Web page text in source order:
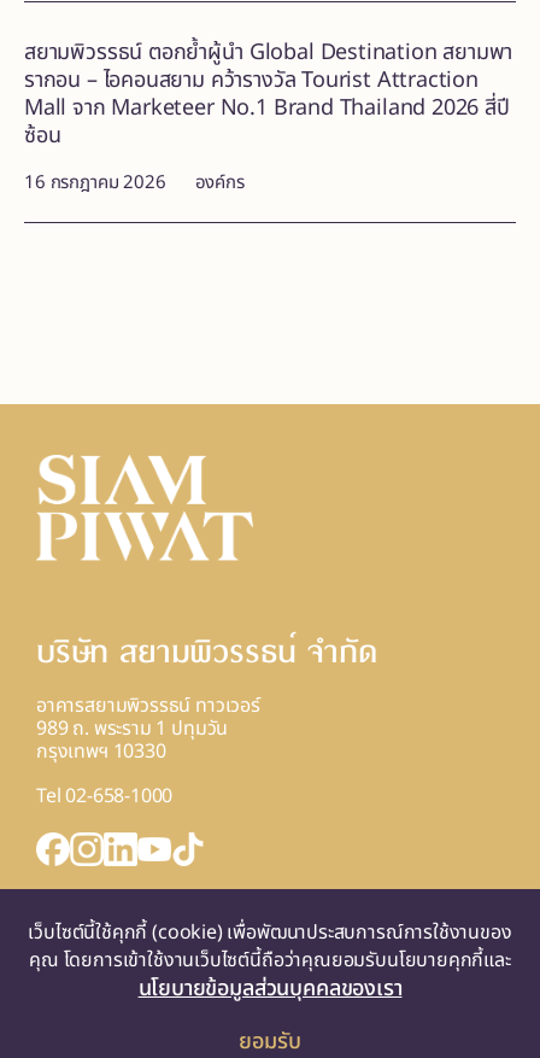
16 กรกฎาคม 2026 องค์กร
สยามพิวรรธน์ ตอกย้ำผู้นำ Global Destination สยามพา
รากอน – ไอคอนสยาม คว้ารางวัล Tourist Attraction
Mall จาก Marketeer No.1 Brand Thailand 2026 สี่ปี
ซ้อน
บริษัท สยามพิวรรธน์ จํากัด
อาคารสยามพิวรรธน์ ทาวเวอร์
989 ถ. พระราม 1 ปทุมวัน
กรุงเทพฯ 10330
Tel 02-658-1000
แผนที่
เว็บไซต์นี้ใช้คุกกี้ (cookie) เพื่อพัฒนาประสบการณ์การใช้งานของ
คุณ โดยการเข้าใช้งานเว็บไซต์นี้ถือว่าคุณยอมรับนโยบายคุกกี้และ
นโยบายข้อมูลส่วนบุคคลของเรา
ยอมรับ